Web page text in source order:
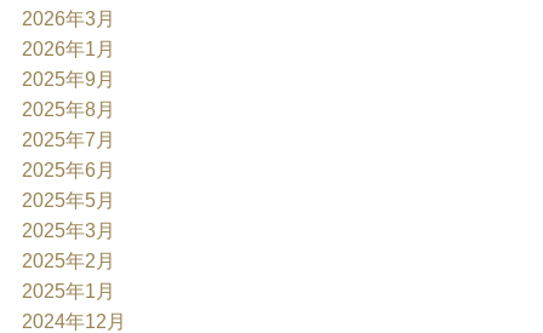
2026年3月
2026年1月
2025年9月
2025年8月
2025年7月
2025年6月
2025年5月
2025年3月
2025年2月
2025年1月
2024年12月